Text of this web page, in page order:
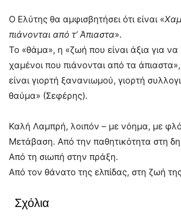
Ο Ελύτης θα αμφισβητήσει ότι είναι «
πιάνονται από τ’ Άπιαστα».
Το «θάμα», η «ζωή που είναι άξια για να
χαμένοι που πιάνονται από τα
είναι γιορτή ξανανιωμού, γιορτή
θαύμα» (Σεφέρης).
Καλή Λαμπρή, λοιπόν – με νόημα, με
Μετάβαση. Από την παθητικότητα στη
Από τη σιωπή στην πράξη.
Από τον θάνατο της ελπίδας, στη ζωή
Σχόλια